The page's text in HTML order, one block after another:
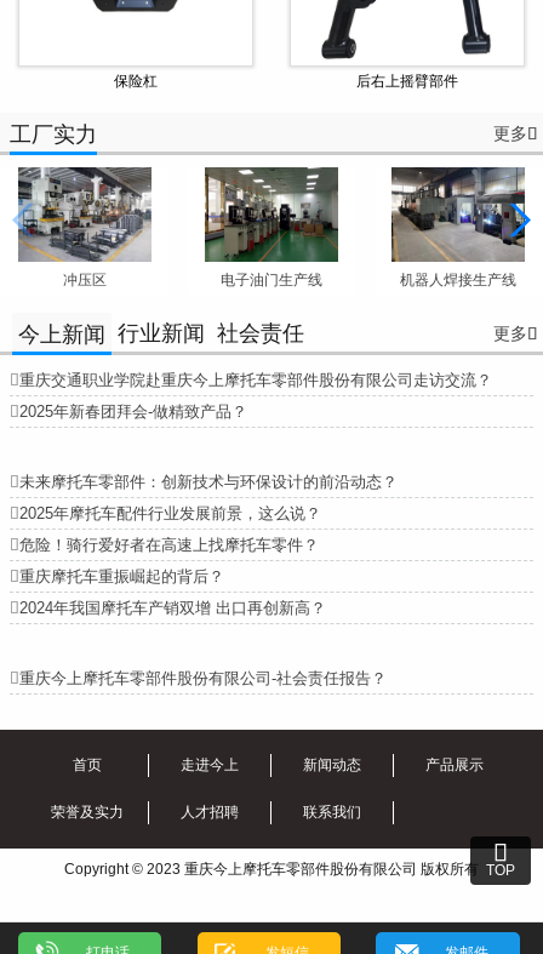
保险杠 后右上摇臂部件
工厂实力 更多
冲压区 电子油门生产线 机器人焊接生产线
今上新闻 行业新闻 社会责任 更多
重庆交通职业学院赴重庆今上摩托车零部件股份有限公司走访交流？
2025年新春团拜会-做精致产品？
未来摩托车零部件：创新技术与环保设计的前沿动态？
2025年摩托车配件行业发展前景，这么说？
危险！骑行爱好者在高速上找摩托车零件？
重庆摩托车重振崛起的背后？
2024年我国摩托车产销双增 出口再创新高？
重庆今上摩托车零部件股份有限公司-社会责任报告？

TOP
首页 走进今上 新闻动态 产品展示
荣誉及实力 人才招聘 联系我们
Copyright © 2023 重庆今上摩托车零部件股份有限公司 版权所有